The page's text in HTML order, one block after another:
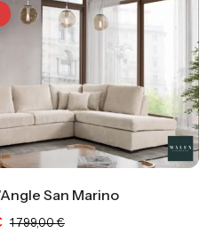
San Marino
1 799,00€